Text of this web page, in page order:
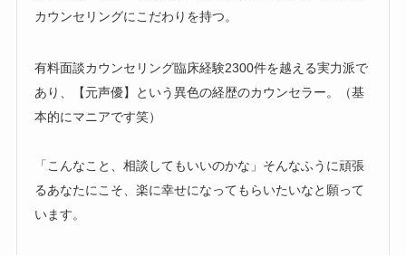
カウンセリングにこだわりを持つ。
有料面談カウンセリング臨床経験2300件を越える実力派で
あり、【元声優】という異色の経歴のカウンセラー。（基
本的にマニアです笑）
「こんなこと、相談してもいいのかな」そんなふうに頑張
るあなたにこそ、楽に幸せになってもらいたいなと願って
います。